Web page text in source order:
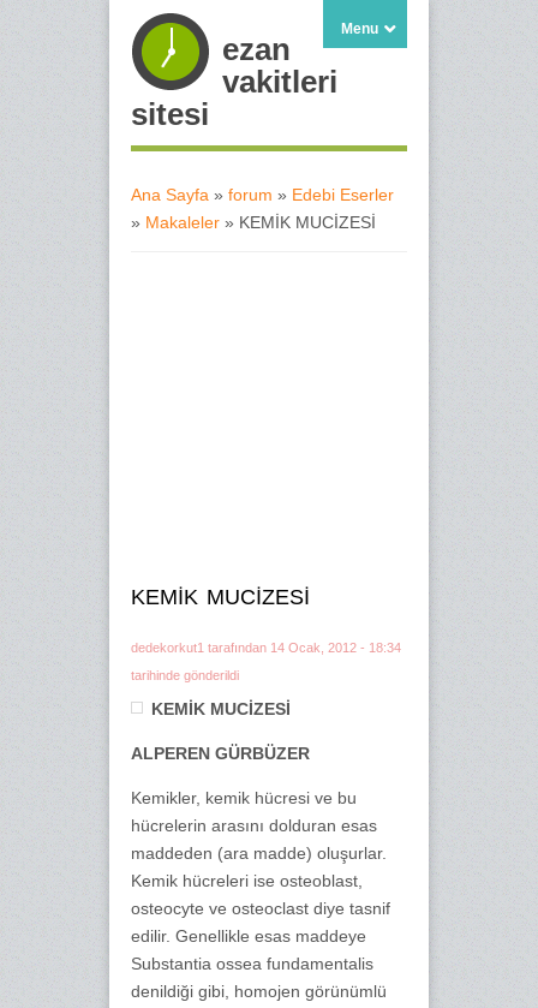
ezan
vakitleri
sitesi
Menu
Buradasınız
Ana Sayfa » forum » Edebi Eserler
» Makaleler » KEMİK MUCİZESİ
KEMİK MUCİZESİ
dedekorkut1 tarafından 14 Ocak, 2012 - 18:34
tarihinde gönderildi
KEMİK MUCİZESİ
ALPEREN GÜRBÜZER
Kemikler, kemik hücresi ve bu
hücrelerin arasını dolduran esas
maddeden (ara madde) oluşurlar.
Kemik hücreleri ise osteoblast,
osteocyte ve osteoclast diye tasnif
edilir. Genellikle esas maddeye
Substantia ossea fundamentalis
denildiği gibi, homojen görünümlü